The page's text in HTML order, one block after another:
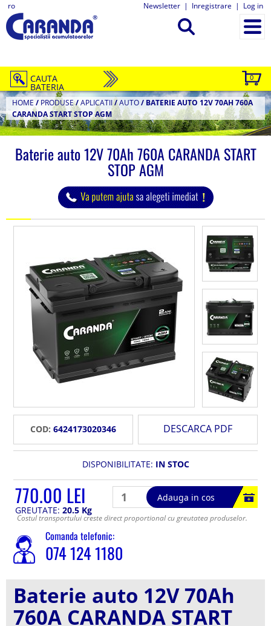
ro Newsletter | Inregistrare | Log in
0
CAUTA
BATERIA
HOME / PRODUSE/APLICATII/AUTO/ BATERIE AUTO 12V 70AH 760A
CARANDA START STOP AGM
Baterie auto 12V 70Ah 760A CARANDA START
STOP AGM
COD: 6424173020346 DESCARCA PDF
DISPONIBILITATE: IN STOC
770.00 LEI
Adauga in cos
GREUTATE: 20.5 Kg
Costul transportului creste direct proportional cu greutatea produselor.
Comanda telefonic:
074 124 1180
Baterie auto 12V 70Ah
760A CARANDA START